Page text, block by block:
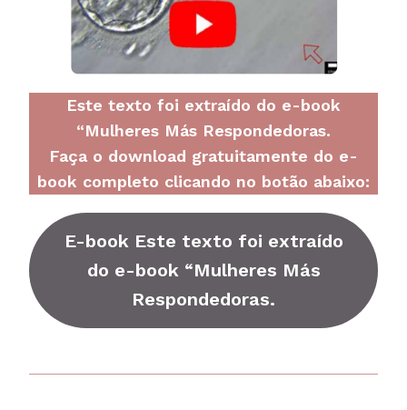
Este texto foi extraído do e-book
“Mulheres Más Respondedoras.
Faça o download gratuitamente do e-
book completo clicando no botão abaixo:
E-book Este texto foi extraído
do e-book “Mulheres Más
Respondedoras.